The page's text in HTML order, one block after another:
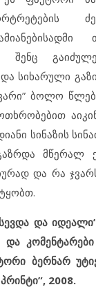
შენც
სიხარული
ბოლო
სინაზის
მწერალ
და რა
და
და
ბერნარ
2008.